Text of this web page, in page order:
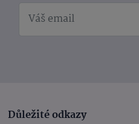
Důležité odkazy